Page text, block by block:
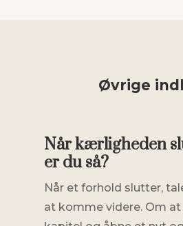
Øvrige
Når kærligheden
er du så?
Når et forhold slutter,
at komme videre. Om